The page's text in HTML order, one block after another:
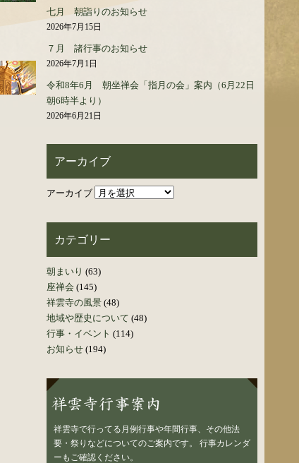
七月 朝詣りのお知らせ
2026年7月15日
７月 諸行事のお知らせ
2026年7月1日
令和8年6月 朝坐禅会「指月の会」案内（6月22日
朝6時半より）
2026年6月21日
アーカイブ
アーカイブ
カテゴリー
朝まいり (63)
座禅会 (145)
祥雲寺の風景 (48)
地域や歴史について (48)
行事・イベント (114)
お知らせ (194)
祥雲寺で行ってる月例行事や年間行事、その他法
要・祭りなどについてのご案内です。 行事カレンダ
ーもご確認ください。